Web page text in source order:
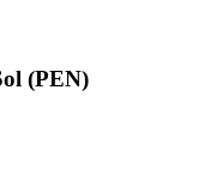
(PEN)